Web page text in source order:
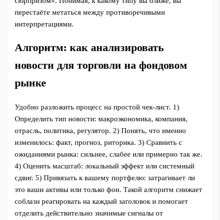
перестаёте метаться между противоречивыми
интерпретациями.
Алгоритм: как анализировать
новости для торговли на фондовом
рынке
Удобно разложить процесс на простой чек-лист. 1)
Определить тип новости: макроэкономика, компания,
отрасль, политика, регулятор. 2) Понять, что именно
изменилось: факт, прогноз, риторика. 3) Сравнить с
ожиданиями рынка: сильнее, слабее или примерно так же.
4) Оценить масштаб: локальный эффект или системный
сдвиг. 5) Привязать к вашему портфелю: затрагивает ли
это ваши активы или только фон. Такой алгоритм снижает
соблазн реагировать на каждый заголовок и помогает
отделить действительно значимые сигналы от